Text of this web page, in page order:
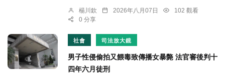
楊川欽 2026年八月07日
102 觀看
0 分享
社會 司法放大鏡
男子性侵偷拍又餵毒致傳播女暴斃 法官審後判十
四年六月徒刑